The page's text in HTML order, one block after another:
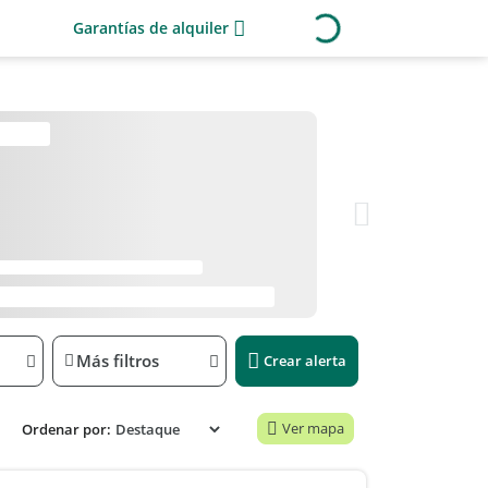
Garantías de alquiler
Más filtros Crear alerta
Ordenar por: Ver mapa